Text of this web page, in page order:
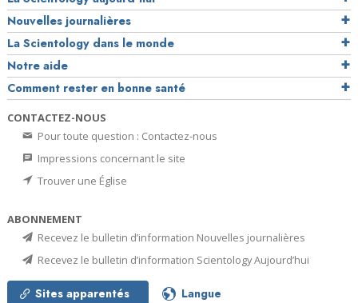
Nouvelles journalières
La Scientology dans le monde
Notre aide
Comment rester en bonne santé
CONTACTEZ-NOUS
Pour toute question : Contactez-nous
Impressions concernant le site
Trouver une Église
ABONNEMENT
Recevez le bulletin d’information Nouvelles journalières
Recevez le bulletin d’information Scientology Aujourd’hui
Sites apparentés Langue